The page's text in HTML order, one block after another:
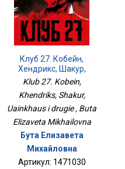
Клуб 27. Кобейн,
Хендрикс, Шакур,
Уайнхаус И Другие
Klub 27. Kobein,
Khendriks, Shakur,
Uainkhaus i drugie , Buta
Elizaveta Mikhailovna
Бута Елизавета
Михайловна
Артикул: 1471030